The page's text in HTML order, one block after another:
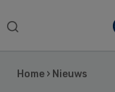
Search
Home › Nieuws
Sidebar